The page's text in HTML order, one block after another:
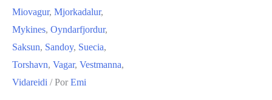
Miovagur, Mjorkadalur,
Mykines, Oyndarfjordur,
Saksun, Sandoy, Suecia,
Torshavn, Vagar, Vestmanna,
Vidareidi / Por Emi